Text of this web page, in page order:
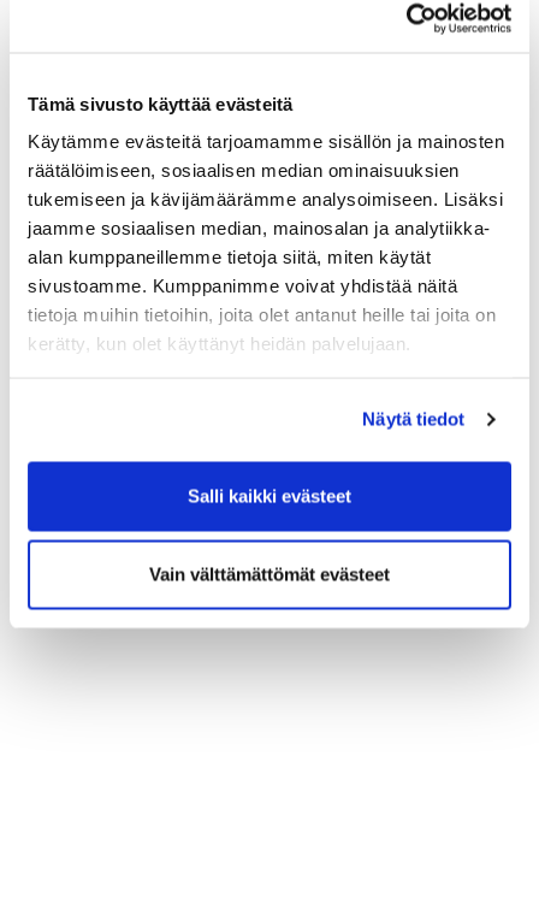
Tämä sivusto käyttää evästeitä
Käytämme evästeitä tarjoamamme sisällön ja mainosten
räätälöimiseen, sosiaalisen median ominaisuuksien
tukemiseen ja kävijämäärämme analysoimiseen. Lisäksi
jaamme sosiaalisen median, mainosalan ja analytiikka-
alan kumppaneillemme tietoja siitä, miten käytät
sivustoamme. Kumppanimme voivat yhdistää näitä
tietoja muihin tietoihin, joita olet antanut heille tai joita on
kerätty, kun olet käyttänyt heidän palvelujaan.
Näytä tiedot
Salli kaikki evästeet
Vain välttämättömät evästeet